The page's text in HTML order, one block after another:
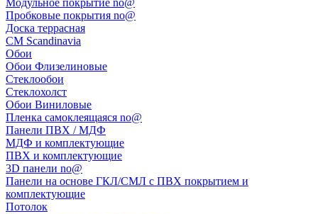
Модульное покрытие no@
Пробковые покрытия no@
Доска террасная
CM Scandinavia
Обои
Обои Флизелиновые
Стеклообои
Стеклохолст
Обои Виниловые
Пленка самоклеящаяся no@
Панели ПВХ / МДФ
МДФ и комплектующие
ПВХ и комплектующие
3D панели no@
Панели на основе ГКЛ/СМЛ с ПВХ покрытием и
комплектующие
Потолок